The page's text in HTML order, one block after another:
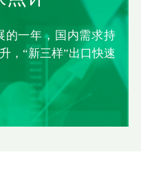
的一年，国内需求持
，“新三样”出口快速